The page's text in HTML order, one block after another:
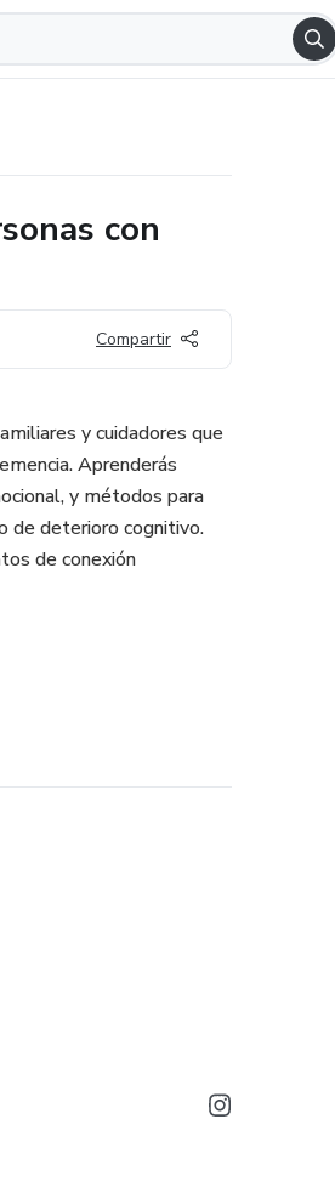
con
Compartir
y cuidadores que
Aprenderás
y métodos para
de deterioro cognitivo.
de conexión